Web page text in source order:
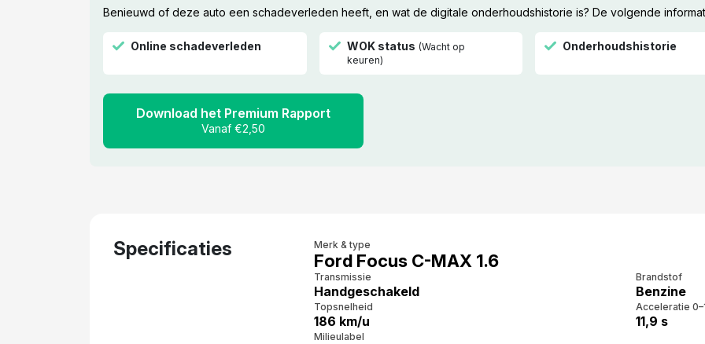
Benieuwd of deze auto een schadeverleden heeft, en wat de digitale onderhoudshistorie is? De volgende
Online schadeverleden WOK status (Wacht op
keuren)
Onderhoudshistorie
Download het Premium Rapport
Vanaf €2,50
Specificaties Merk & type
Ford Focus C-MAX 1.6
Transmissie
Handgeschakeld
Brandstof
Benzine
Topsnelheid
186 km/u
Acceleratie
11,9 s
Milieulabel